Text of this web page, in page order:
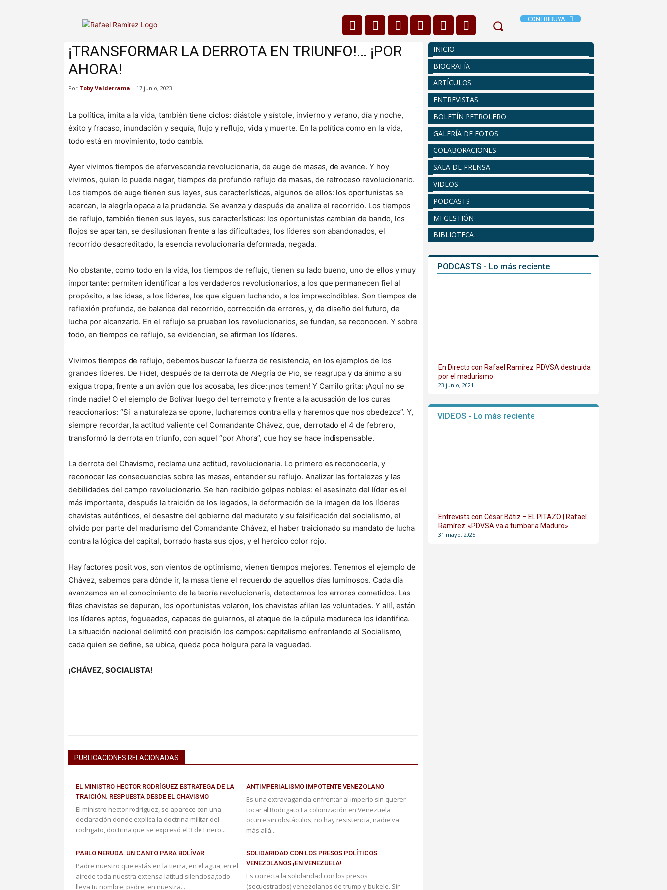
CONTRIBUYA
¡TRANSFORMAR LA DERROTA EN TRIUNFO!… ¡POR
AHORA!
Por Toby Valderrama 17 junio, 2023
La política, imita a la vida, también tiene ciclos: diástole y sístole, invierno y verano, día y noche,
éxito y fracaso, inundación y sequía, flujo y reflujo, vida y muerte. En la política como en la vida,
todo está en movimiento, todo cambia.
Ayer vivimos tiempos de efervescencia revolucionaria, de auge de masas, de avance. Y hoy
vivimos, quien lo puede negar, tiempos de profundo reflujo de masas, de retroceso revolucionario.
Los tiempos de auge tienen sus leyes, sus características, algunos de ellos: los oportunistas se
acercan, la alegría opaca a la prudencia. Se avanza y después de analiza el recorrido. Los tiempos
de reflujo, también tienen sus leyes, sus características: los oportunistas cambian de bando, los
flojos se apartan, se desilusionan frente a las dificultades, los líderes son abandonados, el
recorrido desacreditado, la esencia revolucionaria deformada, negada.
No obstante, como todo en la vida, los tiempos de reflujo, tienen su lado bueno, uno de ellos y muy
importante: permiten identificar a los verdaderos revolucionarios, a los que permanecen fiel al
propósito, a las ideas, a los líderes, los que siguen luchando, a los imprescindibles. Son tiempos de
reflexión profunda, de balance del recorrido, corrección de errores, y, de diseño del futuro, de
lucha por alcanzarlo. En el reflujo se prueban los revolucionarios, se fundan, se reconocen. Y sobre
todo, en tiempos de reflujo, se evidencian, se afirman los líderes.
Vivimos tiempos de reflujo, debemos buscar la fuerza de resistencia, en los ejemplos de los
grandes líderes. De Fidel, después de la derrota de Alegría de Pio, se reagrupa y da ánimo a su
exigua tropa, frente a un avión que los acosaba, les dice: ¡nos temen! Y Camilo grita: ¡Aquí no se
rinde nadie! O el ejemplo de Bolívar luego del terremoto y frente a la acusación de los curas
reaccionarios: “Si la naturaleza se opone, lucharemos contra ella y haremos que nos obedezca”. Y,
siempre recordar, la actitud valiente del Comandante Chávez, que, derrotado el 4 de febrero,
transformó la derrota en triunfo, con aquel “por Ahora”, que hoy se hace indispensable.
La derrota del Chavismo, reclama una actitud, revolucionaria. Lo primero es reconocerla, y
reconocer las consecuencias sobre las masas, entender su reflujo. Analizar las fortalezas y las
debilidades del campo revolucionario. Se han recibido golpes nobles: el asesinato del líder es el
más importante, después la traición de los legados, la deformación de la imagen de los líderes
chavistas auténticos, el desastre del gobierno del madurato y su falsificación del socialismo, el
olvido por parte del madurismo del Comandante Chávez, el haber traicionado su mandato de lucha
contra la lógica del capital, borrado hasta sus ojos, y el heroico color rojo.
Hay factores positivos, son vientos de optimismo, vienen tiempos mejores. Tenemos el ejemplo de
Chávez, sabemos para dónde ir, la masa tiene el recuerdo de aquellos días luminosos. Cada día
avanzamos en el conocimiento de la teoría revolucionaria, detectamos los errores cometidos. Las
filas chavistas se depuran, los oportunistas volaron, los chavistas afilan las voluntades. Y allí, están
los líderes aptos, fogueados, capaces de guiarnos, el ataque de la cúpula madureca los identifica.
La situación nacional delimitó con precisión los campos: capitalismo enfrentando al Socialismo,
cada quien se define, se ubica, queda poca holgura para la vaguedad.
¡CHÁVEZ, SOCIALISTA!
PUBLICACIONES RELACIONADAS
EL MINISTRO HECTOR RODRÍGUEZ ESTRATEGA DE LA
TRAICIÓN. RESPUESTA DESDE EL CHAVISMO
El ministro hector rodriguez, se aparece con una
declaración donde explica la doctrina militar del
rodrigato, doctrina que se expresó el 3 de Enero...
ANTIMPERIALISMO IMPOTENTE VENEZOLANO
Es una extravagancia enfrentar al imperio sin querer
tocar al Rodrigato.La colonización en Venezuela
ocurre sin obstáculos, no hay resistencia, nadie va
más allá...
PABLO NERUDA: UN CANTO PARA BOLÍVAR
Padre nuestro que estás en la tierra, en el agua, en el
airede toda nuestra extensa latitud silenciosa,todo
lleva tu nombre, padre, en nuestra...
SOLIDARIDAD CON LOS PRESOS POLÍTICOS
VENEZOLANOS ¡EN VENEZUELA!
Es correcta la solidaridad con los presos
(secuestrados) venezolanos de trump y bukele. Sin
INICIO
BIOGRAFÍA
ARTÍCULOS
ENTREVISTAS
BOLETÍN PETROLERO
GALERÍA DE FOTOS
COLABORACIONES
SALA DE PRENSA
VIDEOS
PODCASTS
MI GESTIÓN
BIBLIOTECA
PODCASTS - Lo más reciente
En Directo con Rafael Ramírez: PDVSA destruida
por el madurismo
23 junio, 2021
VIDEOS - Lo más reciente
Entrevista con César Bátiz – EL PITAZO | Rafael
Ramírez: «PDVSA va a tumbar a Maduro»
31 mayo, 2025